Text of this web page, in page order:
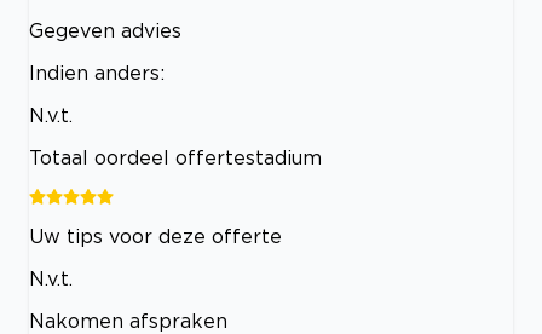
Gegeven advies
Indien anders:
N.v.t.
Totaal oordeel offertestadium
Uw tips voor deze offerte
N.v.t.
Nakomen afspraken